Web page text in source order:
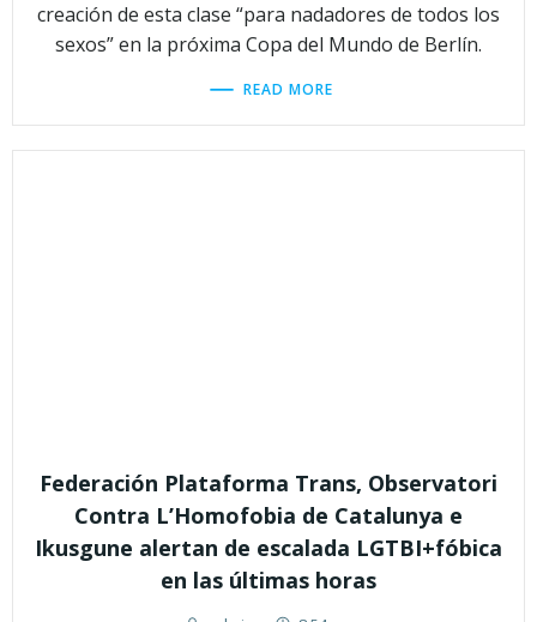
creación de esta clase “para nadadores de todos los
sexos” en la próxima Copa del Mundo de Berlín.
READ MORE
Federación Plataforma Trans, Observatori
Contra L’Homofobia de Catalunya e
Ikusgune alertan de escalada LGTBI+fóbica
en las últimas horas